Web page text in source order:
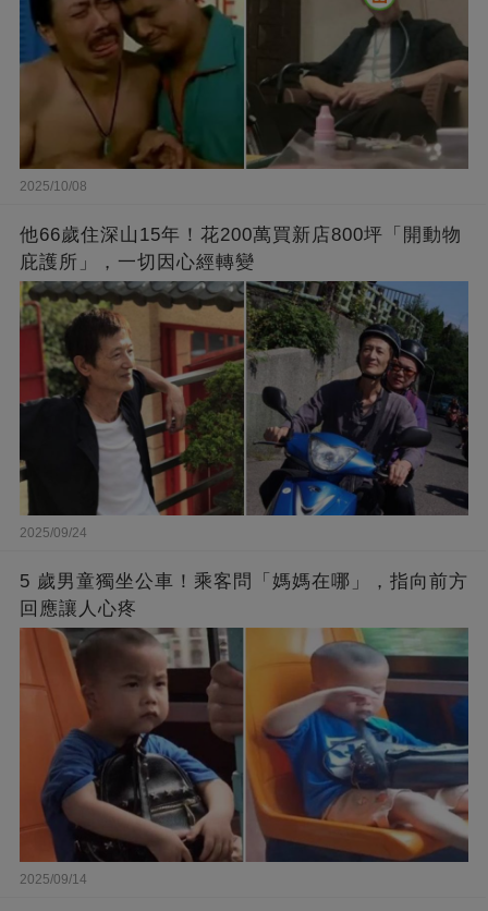
2025/10/08
他66歲住深山15年！花200萬買新店800坪「開動物
庇護所」，一切因心經轉變
2025/09/24
5 歲男童獨坐公車！乘客問「媽媽在哪」，指向前方
回應讓人心疼
2025/09/14